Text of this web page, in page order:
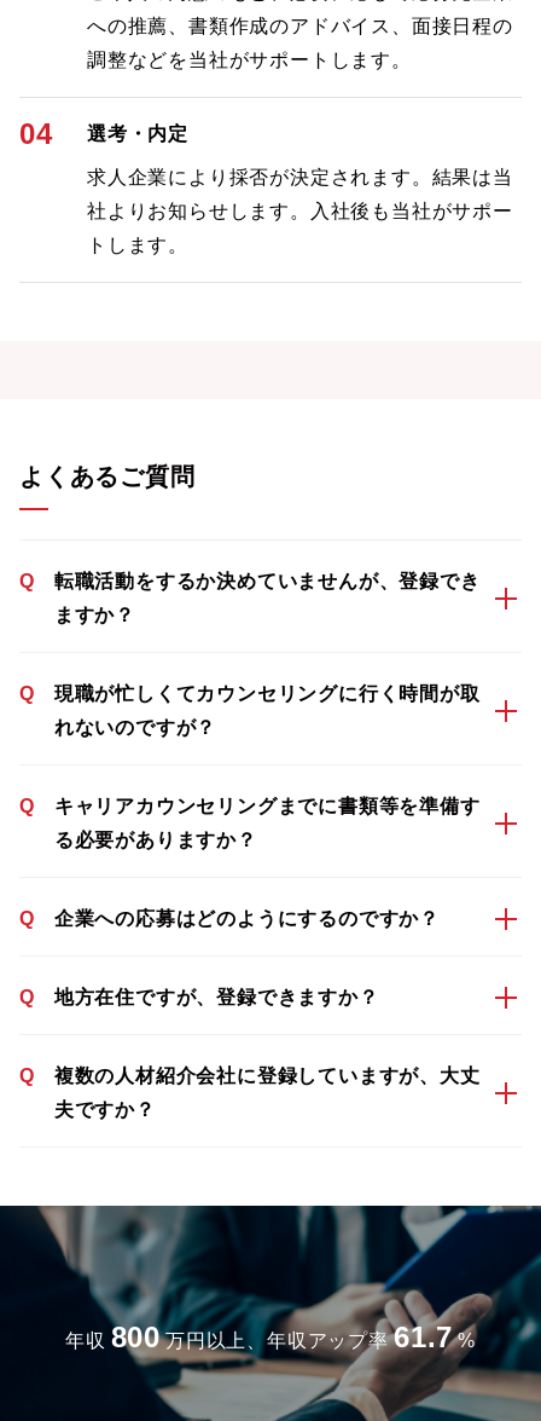
への推薦、書類作成のアドバイス、面接日程の
調整などを当社がサポートします。
04 選考・内定
求人企業により採否が決定されます。結果は当
社よりお知らせします。入社後も当社がサポー
トします。
よくあるご質問
Q
転職活動をするか決めていませんが、登録でき
ますか？
Q
現職が忙しくてカウンセリングに行く時間が取
れないのですが？
Q
キャリアカウンセリングまでに書類等を準備す
る必要がありますか？
Q 企業への応募はどのようにするのですか？
Q 地方在住ですが、登録できますか？
Q
複数の人材紹介会社に登録していますが、大丈
夫ですか？
年収 800 万円以上、年収アップ率 61.7 %